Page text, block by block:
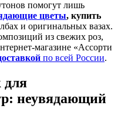
помогут лишь
цветы, купить
и оригинальных вазах.
из свежих роз,
магазине «Ассорти
по всей России.
для
неувядающий